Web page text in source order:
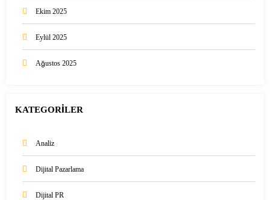
Ekim 2025
Eylül 2025
Ağustos 2025
KATEGORİLER
Analiz
Dijital Pazarlama
Dijital PR